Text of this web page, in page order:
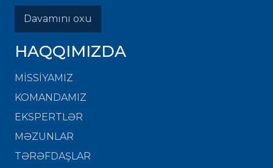
Davamını oxu
HAQQIMIZDA
MISSIYAMIZ
KOMANDAMIZ
EKSPERTLƏR
MƏZUNLAR
TƏRƏFDAŞLAR